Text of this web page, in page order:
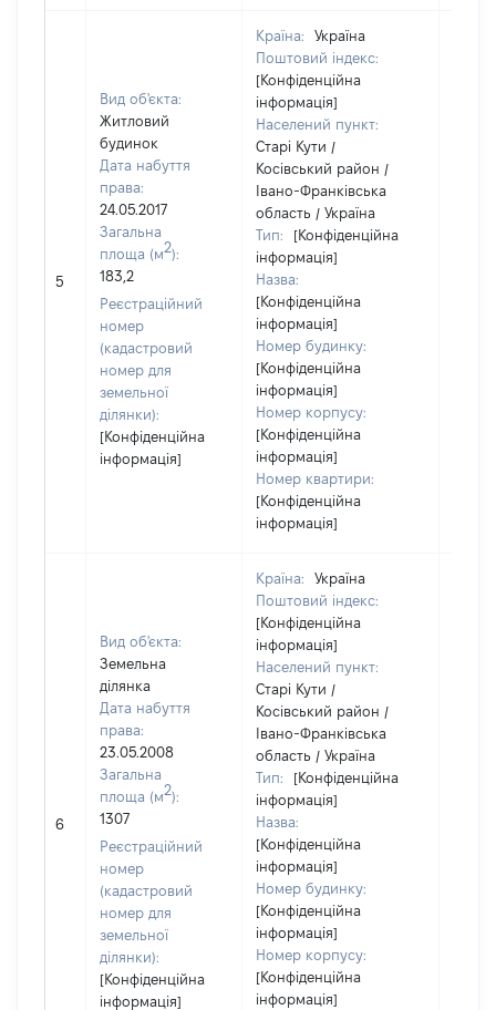
5
Вид об'єкта:
Житловий
будинок
Дата набуття
права:
24.05.2017
Загальна
площа (м2):
183,2
Реєстраційний
номер
(кадастровий
номер для
земельної
ділянки):
[Конфіденційна
інформація]
Країна:
Україна
Поштовий індекс:
[Конфіденційна
інформація]
Населений пункт:
Старі Кути /
Косівський район /
Івано-Франківська
область / Україна
Тип:
[Конфіденційна
інформація]
Назва:
[Конфіденційна
інформація]
Номер будинку:
[Конфіденційна
інформація]
Номер корпусу:
[Конфіденційна
інформація]
Номер квартири:
[Конфіденційна
інформація]
6
Вид об'єкта:
Земельна
ділянка
Дата набуття
права:
23.05.2008
Загальна
площа (м2):
1307
Реєстраційний
номер
(кадастровий
номер для
земельної
ділянки):
[Конфіденційна
інформація]
Країна:
Україна
Поштовий індекс:
[Конфіденційна
інформація]
Населений пункт:
Старі Кути /
Косівський район /
Івано-Франківська
область / Україна
Тип:
[Конфіденційна
інформація]
Назва:
[Конфіденційна
інформація]
Номер будинку:
[Конфіденційна
інформація]
Номер корпусу:
[Конфіденційна
інформація]